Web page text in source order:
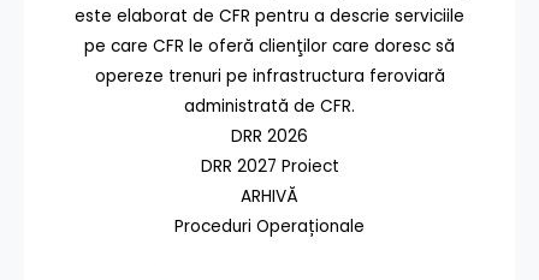
este elaborat de CFR pentru a descrie serviciile
pe care CFR le oferă clienţilor care doresc să
opereze trenuri pe infrastructura feroviară
administrată de CFR.
DRR 2026
DRR 2027 Proiect
ARHIVĂ
Proceduri Operaționale